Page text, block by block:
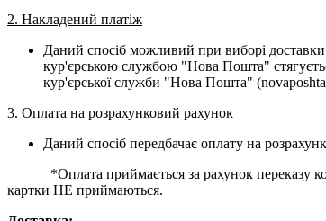
2. Накладений платіж
Даний спосіб можливий при виборі
кур'єрською службою "Нова Пошта"
кур'єрської служби "Нова Пошта"
3. Оплата на розрахунковий рахунок
Даний спосіб передбачає оплату на
*Оплата приймається за рахунок переказу
картки НЕ приймаються.